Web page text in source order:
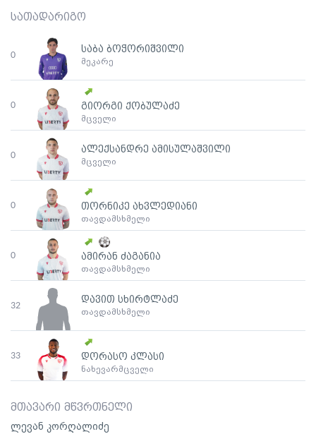
სათადარიგო
0
საბა ბოჭორიშვილი
მეკარე
0 გიორგი ქობულაძე
მცველი
0
ალექსანდრე ამისულაშვილი
მცველი
0 თორნიკე ახვლედიანი
თავდამსხმელი
0 ამირან ძაგანია
თავდამსხმელი
32
დავით სხირტლაძე
თავდამსხმელი
33 დორასო კლასი
ნახევარმცველი
მთავარი მწვრთნელი
ლევან კორღალიძე